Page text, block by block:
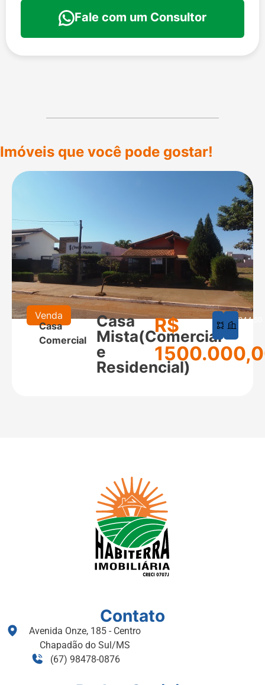
Fale com um Consultor
Imóveis que você pode gostar!
Venda
Casa
Comercial
Casa
Mista(Comercial
e
Residencial)
R$
625
m²
244,50
Contato
Avenida Onze, 185 - Centro
Chapadão do Sul/MS
(67) 98478-0876